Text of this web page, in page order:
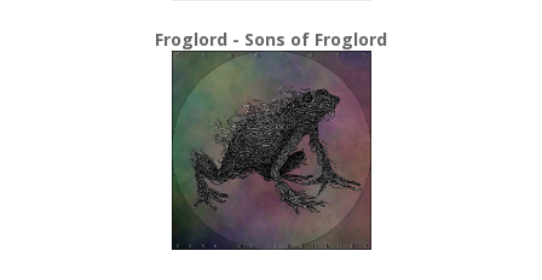
Froglord - Sons of Froglord